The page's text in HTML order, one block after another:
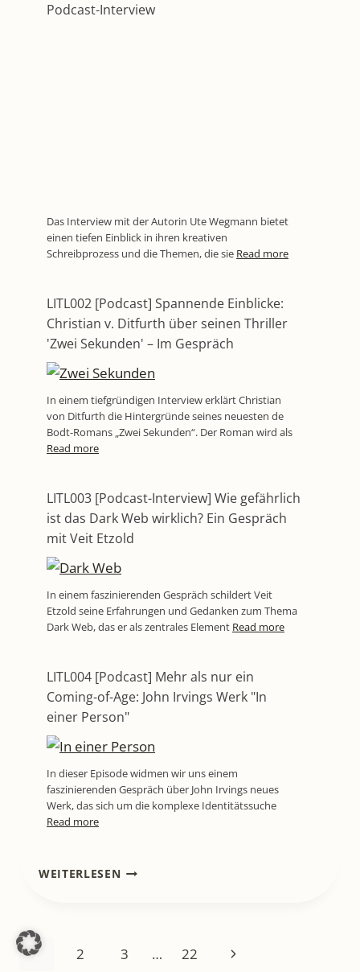
Podcast-Interview
Das Interview mit der Autorin Ute Wegmann bietet
einen tiefen Einblick in ihren kreativen
Schreibprozess und die Themen, die sie Read more
LITL002 [Podcast] Spannende Einblicke:
Christian v. Ditfurth über seinen Thriller
'Zwei Sekunden' – Im Gespräch
In einem tiefgründigen Interview erklärt Christian
von Ditfurth die Hintergründe seines neuesten de
Bodt-Romans „Zwei Sekunden“. Der Roman wird als
Read more
LITL003 [Podcast-Interview] Wie gefährlich
ist das Dark Web wirklich? Ein Gespräch
mit Veit Etzold
In einem faszinierenden Gespräch schildert Veit
Etzold seine Erfahrungen und Gedanken zum Thema
Dark Web, das er als zentrales Element Read more
LITL004 [Podcast] Mehr als nur ein
Coming-of-Age: John Irvings Werk "In
einer Person"
In dieser Episode widmen wir uns einem
faszinierenden Gespräch über John Irvings neues
Werk, das sich um die komplexe Identitätssuche
Read more
WEITERLESENLITL784
ANFANGEN“
Seitennavigation
1 2 3 … 22 Nächste